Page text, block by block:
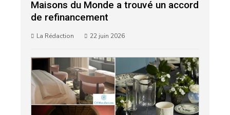
Maisons du Monde a trouvé un accord
de refinancement
La Rédaction 22 juin 2026